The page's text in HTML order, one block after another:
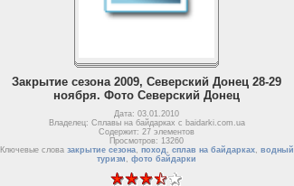
Закрытие сезона 2009, Северский Донец 28-29
ноября. Фото Северский Донец
Дата: 03.01.2010
Владелец: Сплавы на байдарках с baidarki.com.ua
Содержит: 27 элементов
Просмотров: 13260
Ключевые слова закрытие сезона, поход сплав на байдарках, водный
туризм
фото байдарки